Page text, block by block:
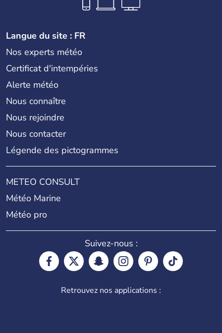
Langue du site : FR
Nos experts météo
Certificat d'intempéries
Alerte météo
Nous connaître
Nous rejoindre
Nous contacter
Légende des pictogrammes
METEO CONSULT
Météo Marine
Météo pro
Suivez-nous :
Retrouvez nos applications :